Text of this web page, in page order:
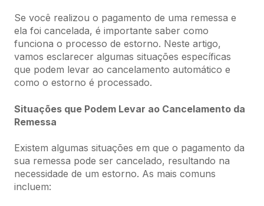
Se você realizou o pagamento de uma remessa e
ela foi cancelada, é importante saber como
funciona o processo de estorno. Neste artigo,
vamos esclarecer algumas situações específicas
que podem levar ao cancelamento automático e
como o estorno é processado.
Situações que Podem Levar ao Cancelamento da
Remessa
Existem algumas situações em que o pagamento da
sua remessa pode ser cancelado, resultando na
necessidade de um estorno. As mais comuns
incluem: